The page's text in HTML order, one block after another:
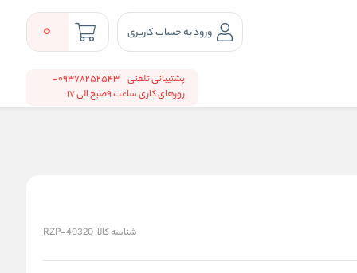
ورود به حساب کاربری 0
پشتیبانی تلفنی
09378252543-
روزهای کاری ساعت 9صبح الی 17
شناسه کالا:RZP-40320